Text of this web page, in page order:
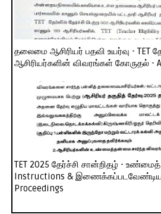
தலைமை ஆசிரியர் பதவி உயர்வு - TET
ஆசிரியர்களின் விவரங்கள் கோருதல் -
TET 2025 தேர்ச்சி சான்றிதழ் -
Instructions &
Proceedings